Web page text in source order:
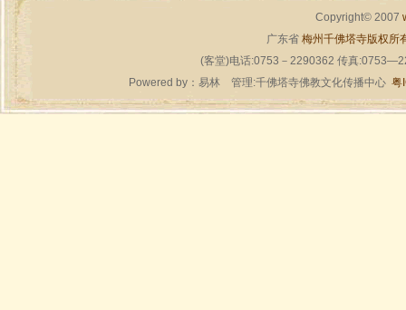
Copyright© 2007
广东省 梅州千佛塔寺版权所
(客堂)电话:0753－2290362 传真
Powered by： 易林管理:千佛塔寺佛教文化传播中心 粤